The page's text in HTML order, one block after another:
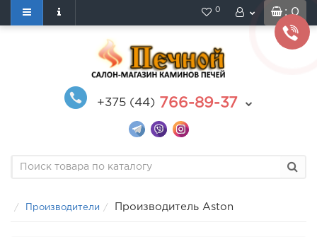
: 0
0
+375 (44) 766-89-37
Производители Производитель Aston